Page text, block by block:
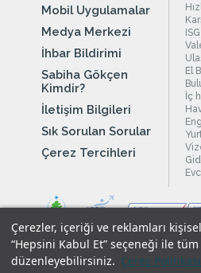
Çerezler, içeriği ve reklamları
“Hepsini Kabul Et” seçeneği ile
düzenleyebilirsiniz. Çerez Politikası
Mobil Uygulamalar
Medya Merkezi
İhbar Bildirimi
Sabiha Gökçen
Kimdir?
İletişim Bilgileri
Sık Sorulan Sorular
Çerez Tercihleri
El
İç
Yasal Uyarılar Çerez Politikamız